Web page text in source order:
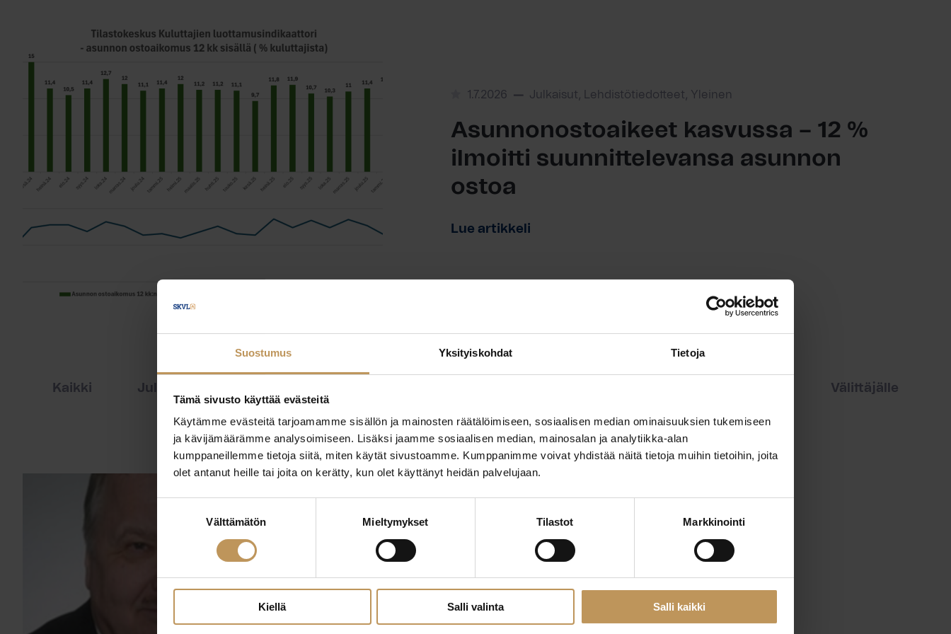
Suostumus Yksityiskohdat Tietoja
Tämä sivusto käyttää evästeitä
Käytämme evästeitä tarjoamamme sisällön ja mainosten räätälöimiseen, sosiaalisen median ominaisuuksien tukemiseen
ja kävijämäärämme analysoimiseen. Lisäksi jaamme sosiaalisen median, mainosalan ja analytiikka-alan
kumppaneillemme tietoja siitä, miten käytät sivustoamme. Kumppanimme voivat yhdistää näitä tietoja muihin tietoihin, joita
olet antanut heille tai joita on kerätty, kun olet käyttänyt heidän palvelujaan.
Välttämätön Mieltymykset Tilastot Markkinointi
Kiellä Salli valinta Salli kaikki
1.7.2026 Julkaisut, Lehdistötiedotteet, Yleinen
Asunnonostoaikeet kasvussa – 12 %
ilmoitti suunnittelevansa asunnon
ostoa
Lue artikkeli
Kaikki Julkaisut Välittäjälle
Yleinen